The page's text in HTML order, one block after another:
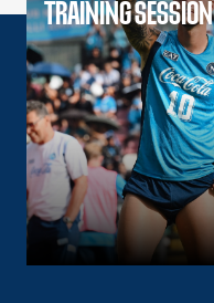
TRAINING SESSION